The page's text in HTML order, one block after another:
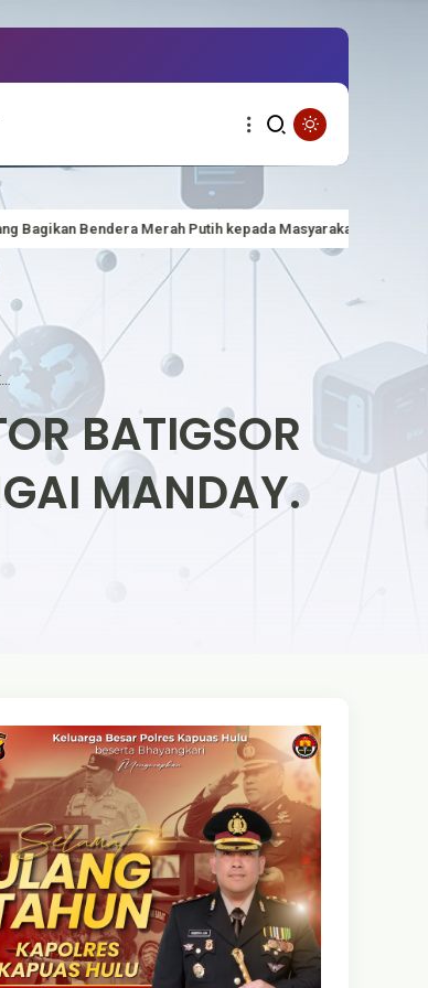
kepada Masyarakat Perbatasan Sambut HUT ke-81
POLSEK KALIS MELAKSANAKAN GIAT MONITOR BATIGSOR GUNA MENGETAHUI KONDISI DEBIT AIR SUNGAI MANDAY.
BATIGSOR
MANDAY.